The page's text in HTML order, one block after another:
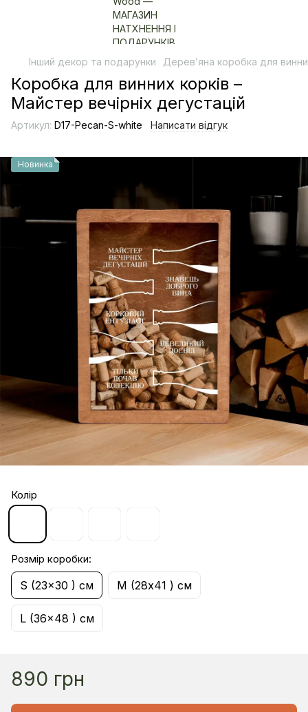
Інший декор та подарунки Деревʼяна коробка для
Коробка для винних корків –
Майстер вечірніх дегустацій
Артикул: D17-Pecan-S-white Написати відгук
Новинка
Колір
Розмір коробки:
S (23x30 ) cм М (28x41 ) cм
L (36x48 ) cм
890 грн